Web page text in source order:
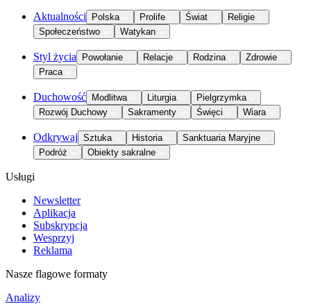
Aktualności Polska Prolife Świat
Religie
Społeczeństwo
Watykan
Styl życia Powołanie Relacje Rodzina
Zdrowie
Praca
Duchowość Modlitwa Liturgia
Pielgrzymka
Rozwój Duchowy
Sakramenty Święci Wiara
Odkrywaj Sztuka Historia
Sanktuaria Maryjne
Podróż
Obiekty sakralne
Usługi
Newsletter
Aplikacja
Subskrypcja
Wesprzyj
Reklama
Nasze flagowe formaty
Analizy